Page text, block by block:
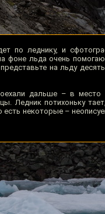
по леднику, и
фоне льда очень
на льду
дальше – в место
Ледник потихоньку
некоторые –